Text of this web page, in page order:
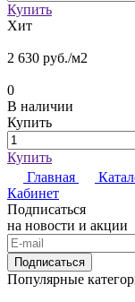
Купить
Хит
2 630 руб./м2
0
В наличии
Купить
Купить
Главная
Кабинет
Подписаться
на новости и акции
Подписаться
Популярные